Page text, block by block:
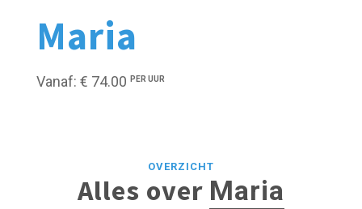
Maria
Vanaf: € 74.00 PER UUR
OVERZICHT
Alles over Maria